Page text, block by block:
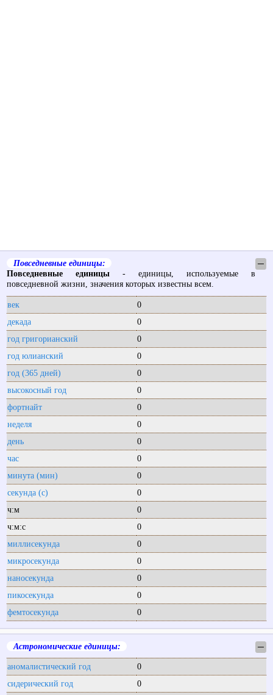
Повседневные единицы:
─
Повседневные единицы- единицы, используемые в
повседневной жизни, значения которых известны всем.
век
0
декада
0
год григорианский
0
год юлианский
0
год (365 дней)
0
высокосный год
0
фортнайт
0
неделя
0
день
0
час
0
минута (мин)
0
секунда (с)
0
ч:м
0
ч:м:с
0
миллисекунда
0
микросекунда
0
наносекунда
0
пикосекунда
0
фемтосекунда
0
Астрономические единицы: ─
аномалистический год
0
сидерический год
0